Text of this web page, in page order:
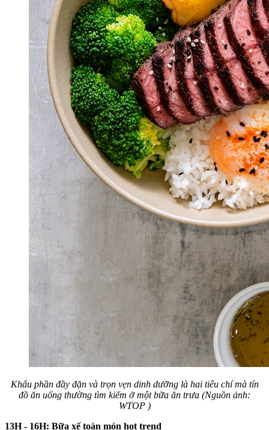
Khẩu phần đầy đặn và trọn vẹn dinh dưỡng là hai tiêu chí mà tín
đồ ăn uống thường tìm kiếm ở một bữa ăn trưa (Nguồn ảnh:
WTOP )
13H - 16H: Bữa xế toàn món hot trend